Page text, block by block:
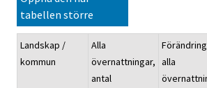
tabellen större
Landskap /
kommun
Alla
övernattningar,
antal
alla